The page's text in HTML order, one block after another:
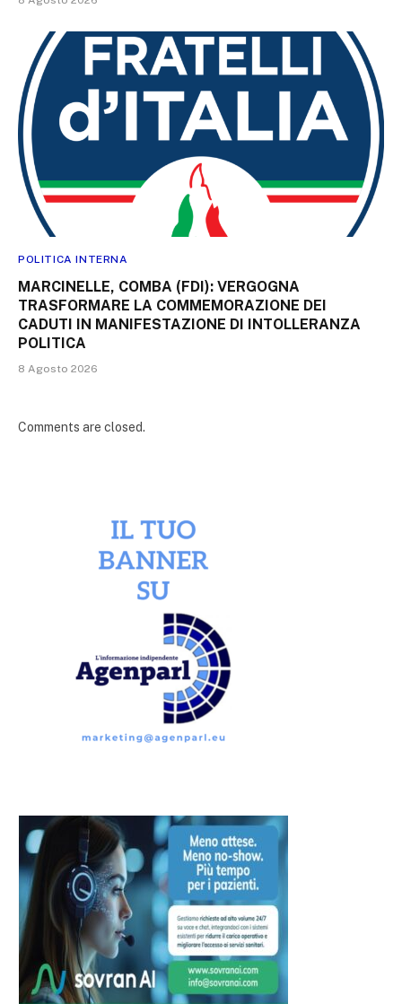
POLITICA INTERNA
MARCINELLE, COMBA (FDI): VERGOGNA
TRASFORMARE LA COMMEMORAZIONE DEI
CADUTI IN MANIFESTAZIONE DI INTOLLERANZA
POLITICA
8 Agosto 2026
Comments are closed.